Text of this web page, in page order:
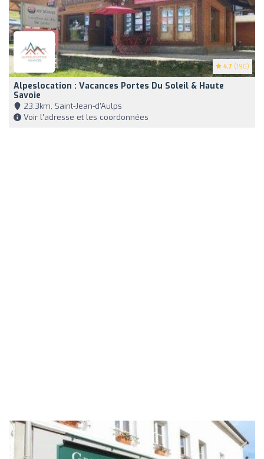
4.7 (190)
Alpeslocation : Vacances Portes Du Soleil & Haute
Savoie
23,3km, Saint-Jean-d'Aulps
Voir l'adresse et les coordonnées